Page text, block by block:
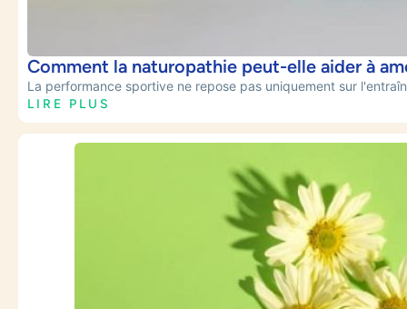
Comment la naturopathie peut-elle aider à
La performance sportive ne repose pas uniquement sur
LIRE PLUS